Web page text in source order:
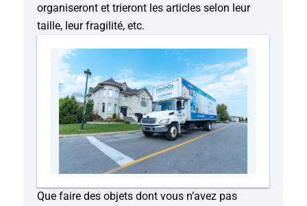
organiseront et trieront les articles selon leur
taille, leur fragilité, etc.
Que faire des objets dont vous n’avez pas